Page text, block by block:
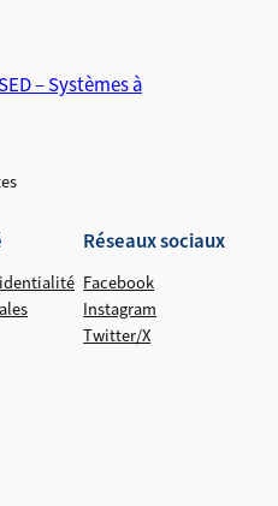
– Systèmes à
Réseaux sociaux
Facebook
Instagram
Twitter/X